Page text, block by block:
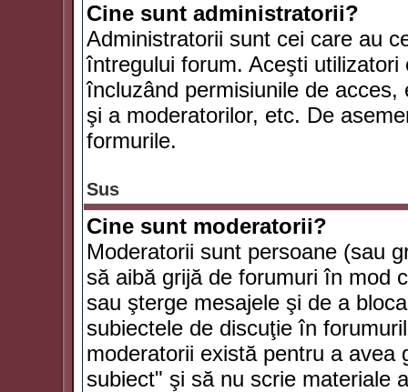
Cine sunt administratorii?
Administratorii sunt cei care au
întregului forum. Aceşti
încluzând permisiunile de
şi a moderatorilor, etc. De
formurile.
Sus
Cine sunt moderatorii?
Moderatorii sunt persoane (sau
să aibă grijă de forumuri în mod
sau şterge mesajele şi de a
subiectele de discuţie în
moderatorii există pentru a avea
subiect" şi să nu scrie materiale